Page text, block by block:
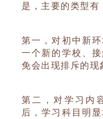
是，主要的类型有
第一，对初中新
一个新的学校、
免会出现排斥的现
第二，对学习内
后，学习科目明